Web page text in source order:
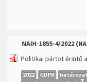
NAIH-1855-4/2022
Politikai pártot érintő
2022 GDPR határozat